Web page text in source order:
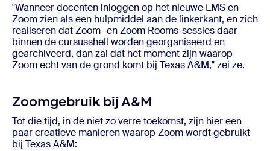
"Wanneer docenten inloggen op het nieuwe LMS en
Zoom zien als een hulpmiddel aan de linkerkant, en zich
realiseren dat Zoom- en Zoom Rooms-sessies daar
binnen de cursusshell worden georganiseerd en
gearchiveerd, dan zal dat het moment zijn waarop
Zoom echt van de grond komt bij Texas A&M," zei ze.
Zoomgebruik bij A&M
Tot die tijd, in de niet zo verre toekomst, zijn hier een
paar creatieve manieren waarop Zoom wordt gebruikt
bij Texas A&M: